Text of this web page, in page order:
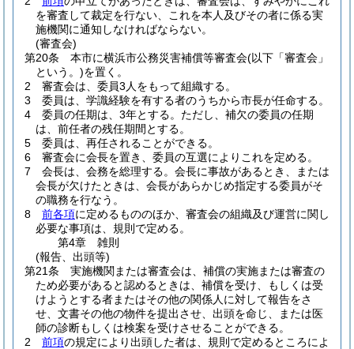
を審査して裁定を行ない、これを本人及びその者に係る実
施機関に通知しなければならない。
(審査会)
第20条
本市に横浜市公務災害補償等審査会(以下「審査会」
という。)を置く。
2
審査会は、委員3人をもって組織する。
3
委員は、学識経験を有する者のうちから市長が任命する。
4
委員の任期は、3年とする。 ただし、補欠の委員の任期
は、前任者の残任期間とする。
5
委員は、再任されることができる。
6
審査会に会長を置き、委員の互選によりこれを定める。
7
会長は、会務を総理する。 会長に事故があるとき、または
会長が欠けたときは、会長があらかじめ指定する委員がそ
の職務を行なう。
8
前各項に定めるもののほか、審査会の組織及び運営に関し
必要な事項は、規則で定める。
第4章
雑則
(報告、出頭等)
第21条
実施機関または審査会は、補償の実施または審査の
ため必要があると認めるときは、補償を受け、もしくは受
けようとする者またはその他の関係人に対して報告をさ
せ、文書その他の物件を提出させ、出頭を命じ、または医
師の診断もしくは検案を受けさせることができる。
2
前項の規定により出頭した者は、規則で定めるところによ